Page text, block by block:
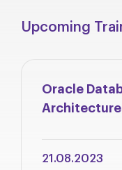
Upcoming
Oracle
Architecture
21.08.2023